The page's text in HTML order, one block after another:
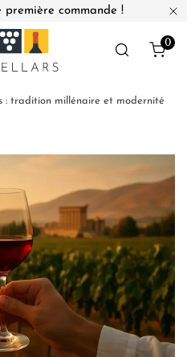
commande !
0
: tradition millénaire et modernité